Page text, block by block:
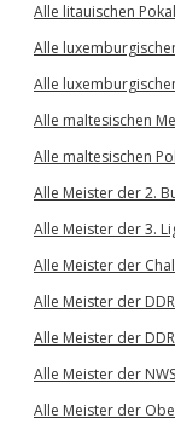
Alle litauischen
Alle
Alle
Alle maltesischen
Alle maltesischen
Alle Meister der 2.
Alle Meister der 3.
Alle Meister der
Alle Meister der
Alle Meister der
Alle Meister der
Alle Meister der